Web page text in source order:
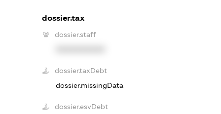
dossier.tax
dossier.staff
dossier.taxDebt
dossier.missingData
dossier.esvDebt